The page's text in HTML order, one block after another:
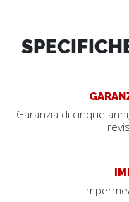
Garanzia di cinque